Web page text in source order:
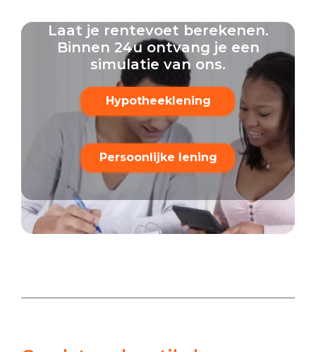
Laat je rentevoet berekenen.
Binnen 24u ontvang je een
simulatie van ons.
Hypotheeklening
Persoonlijke lening